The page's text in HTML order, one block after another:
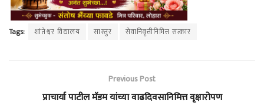
Tags: शांतेश्वर विद्यालय सास्तुर सेवानिवृत्तीनिमित्त सत्कार
Previous Post
प्राचार्या पाटील मॅडम यांच्या वाढदिवसानिमित्त वृक्षारोपण